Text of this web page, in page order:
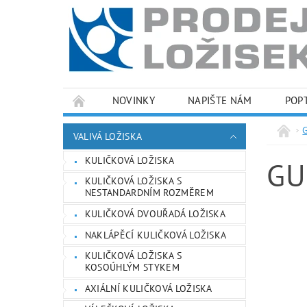
NOVINKY NAPIŠTE NÁM
PODMÍNKY OCHRANY OSOBNÍCH ÚDAJŮ
VALIVÁ LOŽISKA
KULIČKOVÁ LOŽISKA
KULIČKOVÁ LOŽISKA S
NESTANDARDNÍM ROZMĚREM
KULIČKOVÁ DVOUŘADÁ LOŽISKA
NAKLÁPĚCÍ KULIČKOVÁ LOŽISKA
KULIČKOVÁ LOŽISKA S
KOSOÚHLÝM STYKEM
AXIÁLNÍ KULIČKOVÁ LOŽISKA